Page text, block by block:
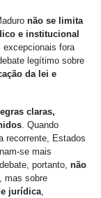
não se limita
e institucional
excepcionais fora
legítimo sobre
da lei e
claras,
. Quando
recorrente, Estados
se mais
portanto, não
, mas sobre
jurídica,